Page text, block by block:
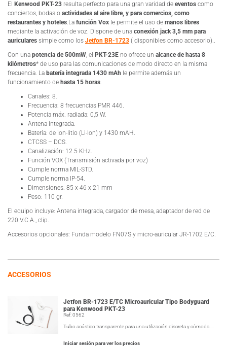
El Kenwood PKT-23 resulta perfecto para una gran varidad de eventos como
conciertos, bodas o actividades al aire libre, y para comercios, como
restaurantes y hoteles.La función Vox le permite el uso de manos libres
mediante la activación de voz. Dispone de una conexión jack 3,5 mm para
auriculares simple como los Jetfon BR-1723 ( disponibles como accesorio)..
Con una potencia de 500mW, el PKT-23E no ofrece un alcance de hasta 8
kilómetros* de uso para las comunicaciones de modo directo en la misma
frecuencia. La batería integrada 1430 mAh le permite además un
funcionamiento de hasta 15 horas.
Canales: 8.
Frecuencia: 8 frecuencias PMR 446.
Potencia máx. radiada: 0,5 W.
Antena integrada.
Batería: de ion-litio (Li-Ion) y 1430 mAH.
CTCSS – DCS.
Canalización: 12.5 KHz.
Función VOX (Transmisión activada por voz)
Cumple norma MIL-STD.
Cumple norma IP-54.
Dimensiones: 85 x 46 x 21 mm
Peso: 110 gr.
El equipo incluye: Antena integrada, cargador de mesa, adaptador de red de
220 V.C.A., clip.
Accesorios opcionales: Funda modelo FN07S y micro-auricular JR-1702 E/C.
ACCESORIOS
Jetfon BR-1723 E/TC Microauricular Tipo Bodyguard
para Kenwood PKT-23
Ref: 0562
Tubo acústico transparente para una utilización discreta y cómoda.…
Iniciar sesión para ver los precios